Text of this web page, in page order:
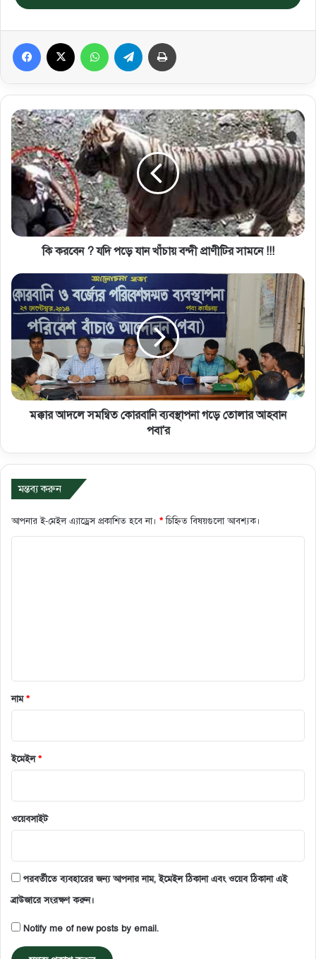
কি করবেন ? যদি পড়ে যান খাঁচায় বন্দী প্রাণীটির সামনে !!!
মক্কার আদলে সমন্বিত কোরবানি ব্যবস্থাপনা গড়ে তোলার আহবান
পবা'র
মন্তব্য করুন
আপনার ই-মেইল এ্যাড্রেস প্রকাশিত হবে না। *চিহ্নিত বিষয়গুলো আবশ্যক।
নাম*
ইমেইল*
ওয়েবসাইট
পরবর্তীতে ব্যবহারের জন্য আপনার নাম, ইমেইল ঠিকানা এবং ওয়েব ঠিকানা এই
ব্রাউজারে সংরক্ষণ করুন।
Notify me of new posts by email.